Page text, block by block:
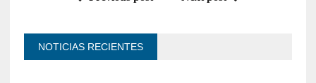
NOTICIAS RECIENTES